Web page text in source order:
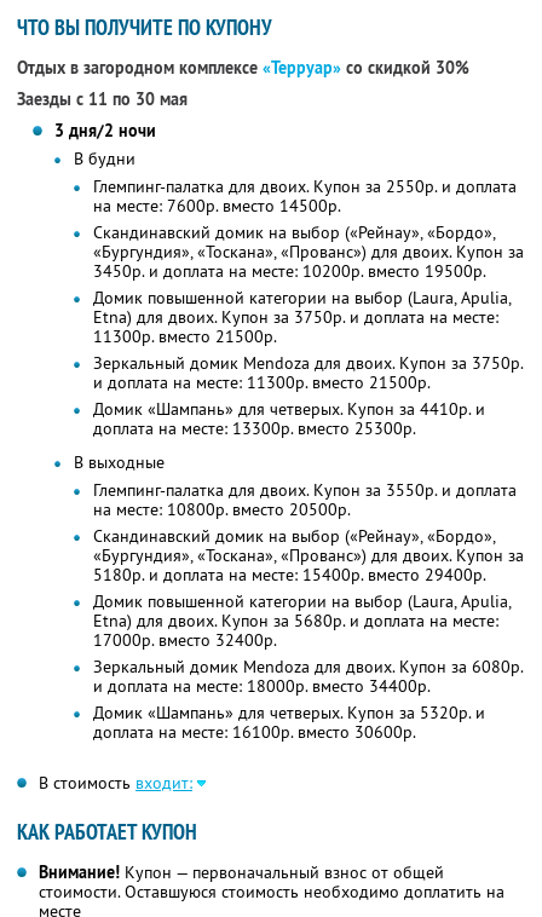
ЧТО ВЫ ПОЛУЧИТЕ ПО КУПОНУ
Отдых в загородном комплексе «Терруар» со скидкой 30%
Заезды с 11 по 30 мая
3 дня/2 ночи
В будни
Глемпинг-палатка для двоих. Купон за 2550р. и доплата
на месте: 7600р. вместо 14500р.
Скандинавский домик на выбор («Рейнау», «Бордо»,
«Бургундия», «Тоскана», «Прованс») для двоих. Купон за
3450р. и доплата на месте: 10200р. вместо 19500р.
Домик повышенной категории на выбор (Laura, Apulia,
Etna) для двоих. Купон за 3750р. и доплата на месте:
11300р. вместо 21500р.
Зеркальный домик Mendoza для двоих. Купон за 3750р.
и доплата на месте: 11300р. вместо 21500р.
Домик «Шампань» для четверых. Купон за 4410р. и
доплата на месте: 13300р. вместо 25300р.
В выходные
Глемпинг-палатка для двоих. Купон за 3550р. и доплата
на месте: 10800р. вместо 20500р.
Скандинавский домик на выбор («Рейнау», «Бордо»,
«Бургундия», «Тоскана», «Прованс») для двоих. Купон за
5180р. и доплата на месте: 15400р. вместо 29400р.
Домик повышенной категории на выбор (Laura, Apulia,
Etna) для двоих. Купон за 5680р. и доплата на месте:
17000р. вместо 32400р.
Зеркальный домик Mendoza для двоих. Купон за 6080р.
и доплата на месте: 18000р. вместо 34400р.
Домик «Шампань» для четверых. Купон за 5320р. и
доплата на месте: 16100р. вместо 30600р.
В стоимость входит:
КАК РАБОТАЕТ КУПОН
Внимание! Купон — первоначальный взнос от общей
стоимости. Оставшуюся стоимость необходимо доплатить на
месте